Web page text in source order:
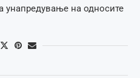
унапредување на односите